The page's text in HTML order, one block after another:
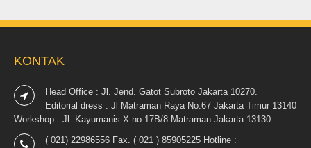
KONTAK
Head Office : Jl. Jend. Gatot Subroto Jakarta 10270.
Editorial dress : Jl Matraman Raya No.67 Jakarta Timur 13140
Workshop : Jl. Kayumanis X no.17B/8 Matraman Jakarta 13130
( 021) 22986556 Fax. ( 021 ) 85905225 Hotline :